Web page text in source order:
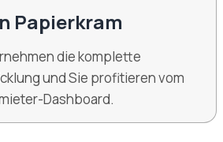
Papierkram
die komplette
und Sie profitieren vom
Dashboard.